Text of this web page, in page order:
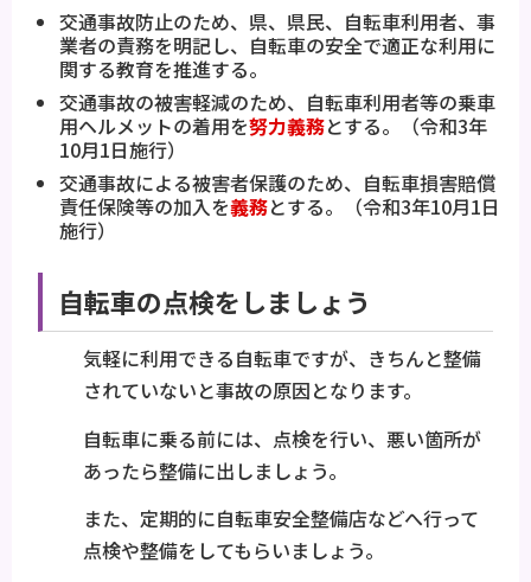
交通事故防止のため、県、県民、自転車利用者、事
業者の責務を明記し、自転車の安全で適正な利用に
関する教育を推進する。
交通事故の被害軽減のため、自転車利用者等の乗車
用ヘルメットの着用を努力義務とする。（令和3年
10月1日施行）
交通事故による被害者保護のため、自転車損害賠償
責任保険等の加入を義務とする。（令和3年10月1日
施行）
自転車の点検をしましょう
気軽に利用できる自転車ですが、きちんと整備
されていないと事故の原因となります。
自転車に乗る前には、点検を行い、悪い箇所が
あったら整備に出しましょう。
また、定期的に自転車安全整備店などへ行って
点検や整備をしてもらいましょう。